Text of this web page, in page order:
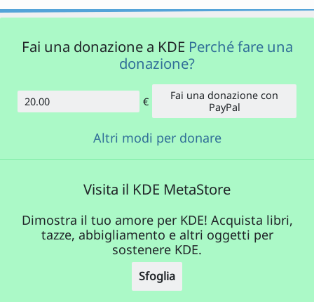
Fai una donazione a KDE Perché fare una
donazione?
€
Fai una donazione con
PayPal
Altri modi per donare
Visita il KDE MetaStore
Dimostra il tuo amore per KDE! Acquista libri,
tazze, abbigliamento e altri oggetti per
sostenere KDE.
Sfoglia